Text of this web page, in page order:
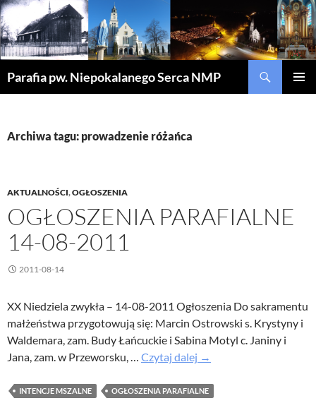
Parafia pw. Niepokalanego Serca NMP
Archiwa tagu: prowadzenie różańca
AKTUALNOŚCI,OGŁOSZENIA
OGŁOSZENIA PARAFIALNE
14-08-2011
2011-08-14
XX Niedziela zwykła – 14-08-2011 Ogłoszenia Do sakramentu
małżeństwa przygotowują się: Marcin Ostrowski s. Krystyny i
Waldemara, zam. Budy Łańcuckie i Sabina Motyl c. Janiny i
Jana, zam. w Przeworsku, … Czytaj dalej Ogłoszenia
14-
→
INTENCJE MSZALNE
OGŁOSZENIA PARAFIALNE